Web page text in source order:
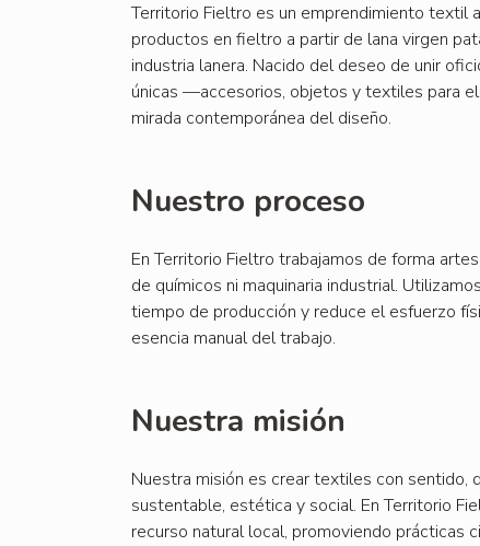
Territorio Fieltro es un emprendimiento textil
productos en fieltro a partir de lana virgen
industria lanera. Nacido del deseo de unir
únicas —accesorios, objetos y textiles para
mirada contemporánea del diseño.
Nuestro proceso
En Territorio Fieltro trabajamos de forma
de químicos ni maquinaria industrial.
tiempo de producción y reduce el esfuerzo
esencia manual del trabajo.
Nuestra misión
Nuestra misión es crear textiles con sentido,
sustentable, estética y social. En Territorio
recurso natural local, promoviendo prácticas